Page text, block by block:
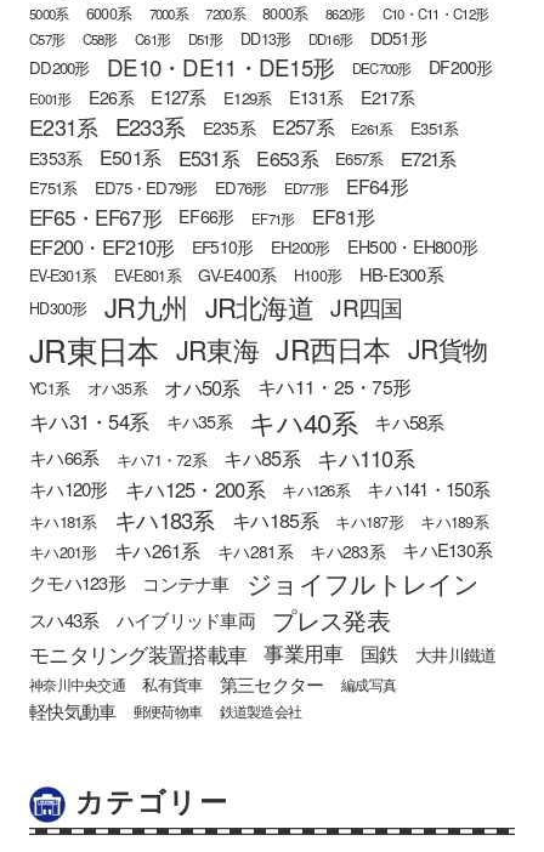
5000系 6000系 7000系 7200系 8000系 8620形
C10・C11・C12形
C57形
C58形 C61形 D51形 DD13形 DD16形 DD51形
DD200形 DE10・DE11・DE15形 DEC700形 DF200形
E001形 E26系 E127系 E129系 E131系 E217系
E231系 E233系 E235系 E257系 E261系 E351系
E353系 E501系 E531系 E653系 E657系 E721系
E751系 ED75・ED79形 ED76形 ED77形 EF64形
EF65・EF67形 EF66形 EF71形
EF81形
EF200・EF210形
EF510形 EH200形 EH500・EH800形
EV-E301系 EV-E801系 GV-E400系 H100形 HB-E300系
HD300形 JR九州 JR北海道 JR四国
JR東日本 JR東海 JR西日本 JR貨物
YC1系 オハ35系 オハ50系 キハ11・25・75形
キハ31・54系 キハ35系 キハ40系 キハ58系
キハ66系 キハ71・72系 キハ85系 キハ110系
キハ120形 キハ125・200系 キハ126系 キハ141・150系
キハ181系 キハ183系 キハ185系 キハ187形
キハ189系
キハ201形
キハ261系 キハ281系 キハ283系
キハE130系
クモハ123形
コンテナ車 ジョイフルトレイン
スハ43系 ハイブリッド車両 プレス発表
モニタリング装置搭載車 事業用車 国鉄 大井川鐵道
神奈川中央交通 私有貨車 第三セクター 編成写真
軽快気動車 郵便荷物車 鉄道製造会社
カテゴリー